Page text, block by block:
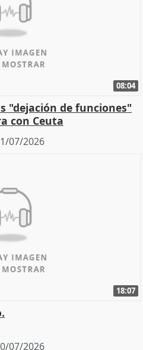
08:04
"dejación de funciones"
con Ceuta
07/2026
18:07
07/2026